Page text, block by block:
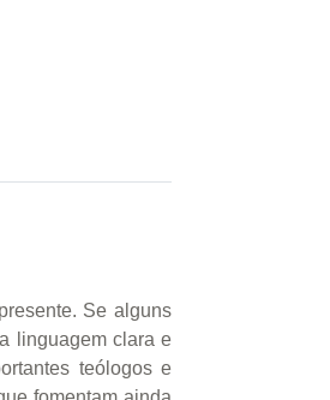
Se alguns
linguagem clara e
teólogos e